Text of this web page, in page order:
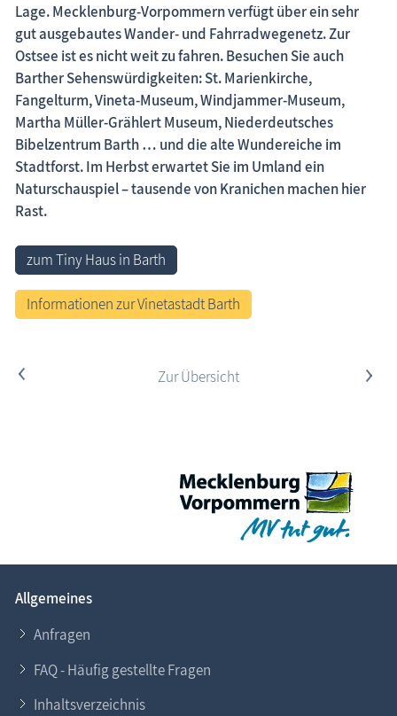
Lage. Mecklenburg-Vorpommern verfügt über ein sehr
gut ausgebautes Wander- und Fahrradwegenetz. Zur
Ostsee ist es nicht weit zu fahren. Besuchen Sie auch
Barther Sehenswürdigkeiten: St. Marienkirche,
Fangelturm, Vineta-Museum, Windjammer-Museum,
Martha Müller-Grählert Museum, Niederdeutsches
Bibelzentrum Barth … und die alte Wundereiche im
Stadtforst. Im Herbst erwartet Sie im Umland ein
Naturschauspiel – tausende von Kranichen machen hier
Rast.
zum Tiny Haus in Barth
Informationen zur Vinetastadt Barth
< Zur Übersicht >
Allgemeines
Anfragen
FAQ - Häufig gestellte Fragen
Inhaltsverzeichnis